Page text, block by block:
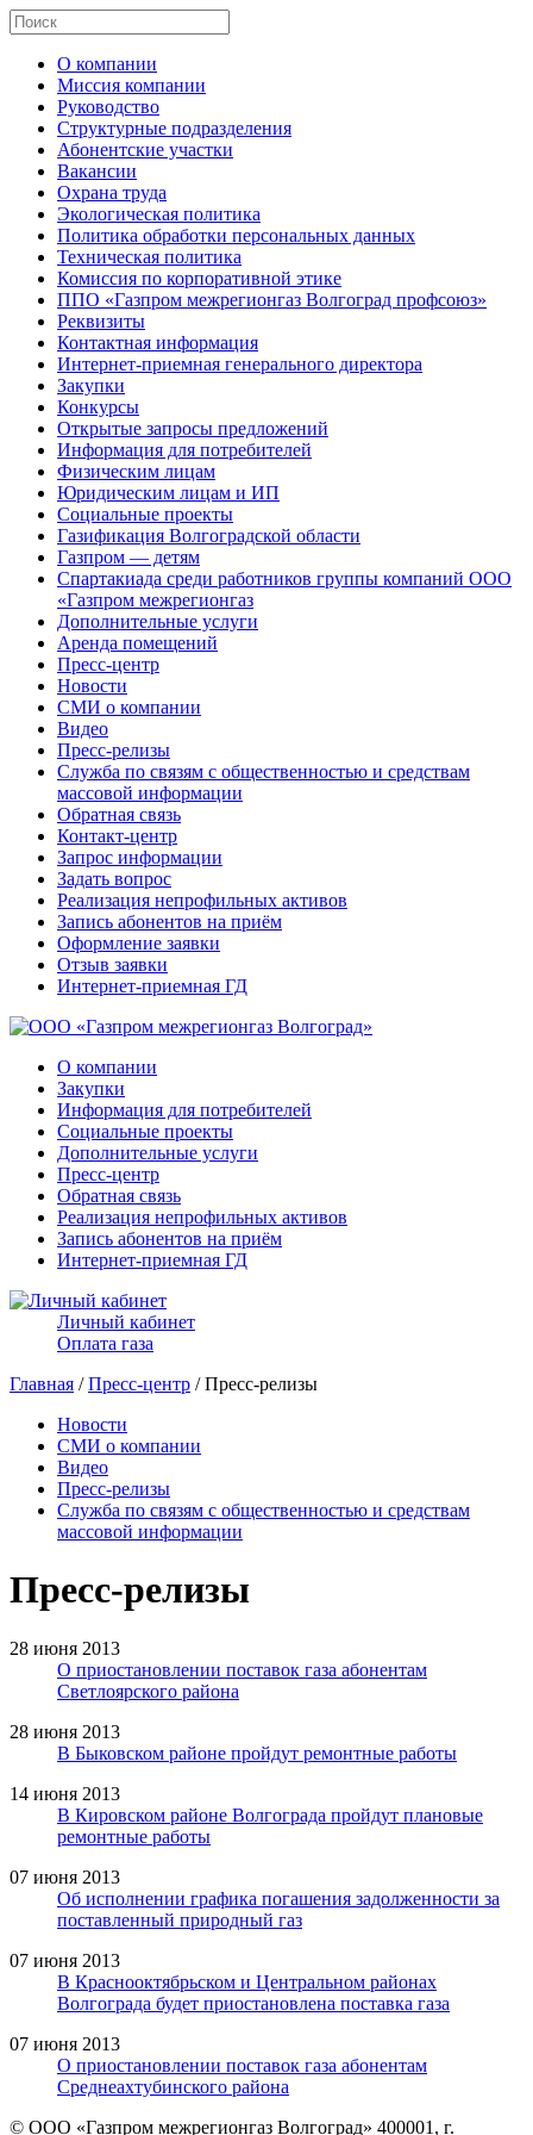
О компании
Миссия компании
Руководство
Структурные подразделения
Абонентские участки
Вакансии
Охрана труда
Экологическая политика
Политика обработки персональных данных
Техническая политика
Комиссия по корпоративной этике
ППО «Газпром межрегионгаз Волгоград профсоюз»
Реквизиты
Контактная информация
Интернет-приемная генерального директора
Закупки
Конкурсы
Открытые запросы предложений
Информация для потребителей
Физическим лицам
Юридическим лицам и ИП
Социальные проекты
Газификация Волгоградской области
Газпром — детям
Спартакиада среди работников группы компаний ООО
«Газпром межрегионгаз
Дополнительные услуги
Аренда помещений
Пресс-центр
Новости
СМИ о компании
Видео
Пресс-релизы
Служба по связям с общественностью и средствам
массовой информации
Обратная связь
Контакт-центр
Запрос информации
Задать вопрос
Реализация непрофильных активов
Запись абонентов на приём
Оформление заявки
Отзыв заявки
Интернет-приемная ГД
О компании
Закупки
Информация для потребителей
Социальные проекты
Дополнительные услуги
Пресс-центр
Обратная связь
Реализация непрофильных активов
Запись абонентов на приём
Интернет-приемная ГД
Личный кабинет
Оплата газа
Главная /Пресс-центр / Пресс-релизы
Новости
СМИ о компании
Видео
Пресс-релизы
Служба по связям с общественностью и средствам
массовой информации
Пресс-релизы
28 июня 2013
О приостановлении поставок газа абонентам
Светлоярского района
28 июня 2013
В Быковском районе пройдут ремонтные работы
14 июня 2013
В Кировском районе Волгограда пройдут плановые
ремонтные работы
07 июня 2013
Об исполнении графика погашения задолженности за
поставленный природный газ
07 июня 2013
В Краснооктябрьском и Центральном районах
Волгограда будет приостановлена поставка газа
07 июня 2013
О приостановлении поставок газа абонентам
Среднеахтубинского района
© ООО «Газпром межрегионгаз Волгоград» 400001, г.